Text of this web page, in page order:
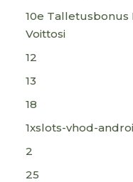
10e Talletusbonus
Voittosi
12
13
18
1xslots-vhod-
2
25